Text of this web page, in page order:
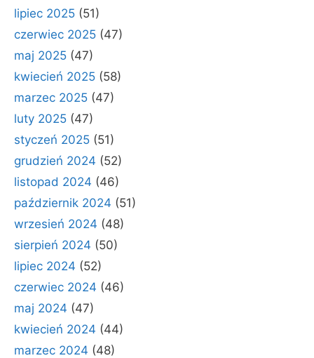
lipiec 2025 (51)
czerwiec 2025 (47)
maj 2025 (47)
kwiecień 2025 (58)
marzec 2025 (47)
luty 2025 (47)
styczeń 2025 (51)
grudzień 2024 (52)
listopad 2024 (46)
październik 2024 (51)
wrzesień 2024 (48)
sierpień 2024 (50)
lipiec 2024 (52)
czerwiec 2024 (46)
maj 2024 (47)
kwiecień 2024 (44)
marzec 2024 (48)